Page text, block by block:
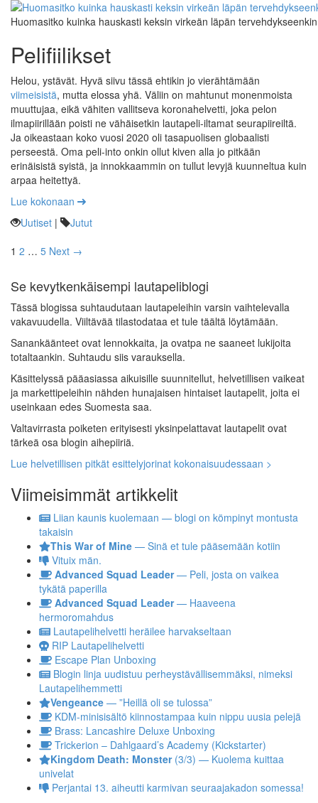
Huomasitko kuinka hauskasti keksin virkeän läpän
Pelifiilikset
Helou, ystävät. Hyvä siivu tässä ehtikin jo vierähtämään
viimeisistä, mutta elossa yhä. Väliin on mahtunut monenmoista
muuttujaa, eikä vähiten vallitseva koronahelvetti, joka pelon
ilmapiirillään poisti ne vähäisetkin lautapeli-iltamat seurapiireiltä.
Ja oikeastaan koko vuosi 2020 oli tasapuolisen globaalisti
perseestä. Oma peli-into onkin ollut kiven alla jo pitkään
erinäisistä syistä, ja innokkaammin on tullut levyjä kuunneltua kuin
arpaa heitettyä.
Lue kokonaan
Uutiset |
Jutut
1 2 … 5 Next →
Se kevytkenkäisempi lautapeliblogi
Tässä blogissa suhtaudutaan lautapeleihin varsin vaihtelevalla
vakavuudella. Viiltävää tilastodataa et tule täältä löytämään.
Sanankäänteet ovat lennokkaita, ja ovatpa ne saaneet lukijoita
totaltaankin. Suhtaudu siis varauksella.
Käsittelyssä pääasiassa aikuisille suunnitellut, helvetillisen vaikeat
ja markettipeleihin nähden hunajaisen hintaiset lautapelit, joita ei
useinkaan edes Suomesta saa.
Valtavirrasta poiketen erityisesti yksinpelattavat lautapelit ovat
tärkeä osa blogin aihepiiriä.
Lue helvetillisen pitkät esittelyjorinat kokonaisuudessaan >
Viimeisimmät artikkelit
Liian kaunis kuolemaan — blogi on kömpinyt montusta
takaisin
This War of Mine— Sinä et tule pääsemään kotiin
Vituix män.
Advanced Squad Leader— Peli, josta on vaikea
tykätä paperilla
Advanced Squad Leader— Haaveena
hermoromahdus
Lautapelihelvetti heräilee harvakseltaan
RIP Lautapelihelvetti
Escape Plan Unboxing
Blogin linja uudistuu perheystävällisemmäksi, nimeksi
Lautapelihemmetti
Vengeance— ”Heillä oli se tulossa”
KDM-minisisältö kiinnostampaa kuin nippu uusia pelejä
Brass: Lancashire Deluxe Unboxing
Trickerion – Dahlgaard’s Academy (Kickstarter)
Kingdom Death: Monster(3/3) — Kuolema kuittaa
univelat
Perjantai 13. aiheutti karmivan seuraajakadon somessa!